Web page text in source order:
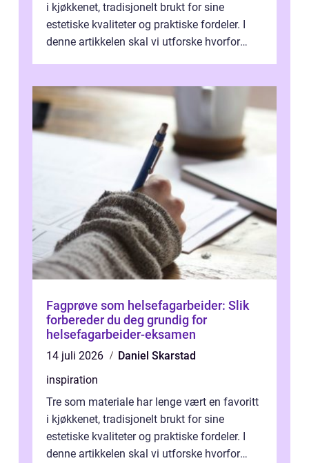
i kjøkkenet, tradisjonelt brukt for sine
estetiske kvaliteter og praktiske fordeler. I
denne artikkelen skal vi utforske hvorfor
Fagprøve som helsefagarbeider: Slik
forbereder du deg grundig for
helsefagarbeider-eksamen
14 juli 2026
Daniel Skarstad
inspiration
Tre som materiale har lenge vært en favoritt
i kjøkkenet, tradisjonelt brukt for sine
estetiske kvaliteter og praktiske fordeler. I
denne artikkelen skal vi utforske hvorfor